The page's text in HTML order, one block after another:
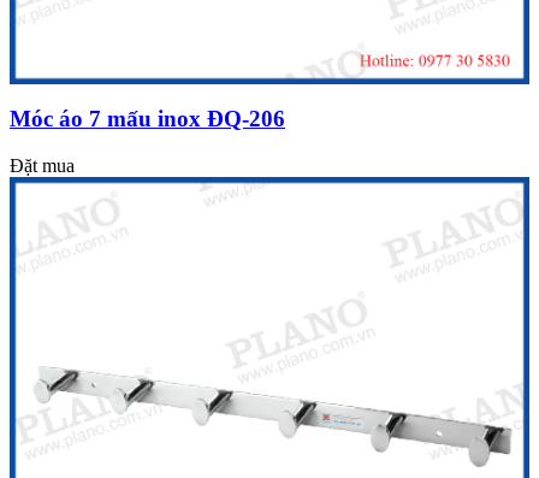
Móc áo 7 mấu inox ĐQ-206
Đặt mua